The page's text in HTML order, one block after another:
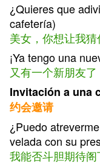
¿Quieres que
cafetería)
美女，你想让我猜
¡Ya tengo una
又有一个新朋友了
Invitación a una
约会邀请
¿Puedo
velada con su
我能否斗胆期待